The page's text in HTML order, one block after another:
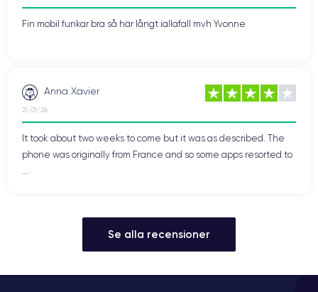
Fin mobil funkar bra så här långt iallafall mvh Yvonne
Anna Xavier
21/01/26
It took about two weeks to come but it was as described. The
phone was originally from France and so some apps resorted to
Se alla recensioner